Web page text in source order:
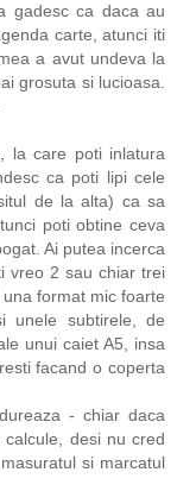
gadesc ca daca au
carte, atunci iti
a avut undeva la
grosuta si lucioasa.
la care poti inlatura
ca poti lipi cele
de la alta) ca sa
poti obtine ceva
Ai putea incerca
vreo 2 sau chiar trei
format mic foarte
unele subtirele, de
unui caiet A5, insa
facand o coperta
- chiar daca
desi nu cred
si marcatul